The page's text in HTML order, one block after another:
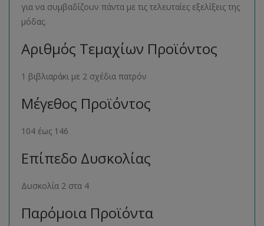
για να συμβαδίζουν πάντα με τις τελευταίες εξελίξεις της
μόδας.
Αριθμός Τεμαχίων Προϊόντος
1 βιβλιαράκι με 2 σχέδια πατρόν
Μέγεθος Προϊόντος
104 έως 146
Επίπεδο Δυσκολίας
Δυσκολία 2 στα 4
Παρόμοια Προϊόντα